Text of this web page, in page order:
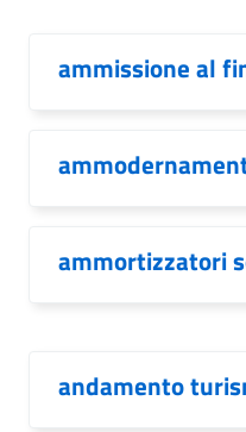
ammissione al
ammortizzatori
andamento